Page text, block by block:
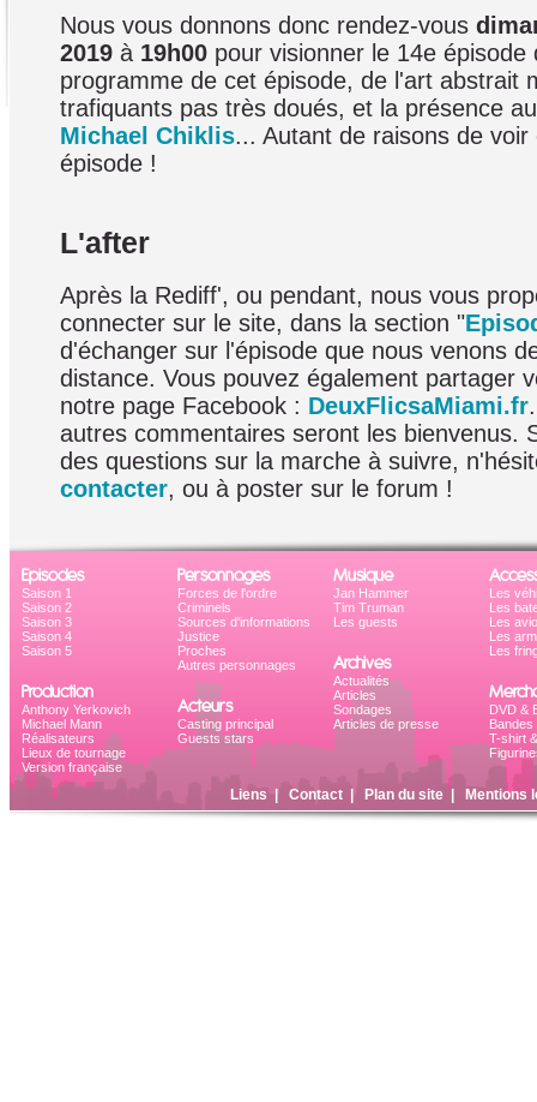
Nous vous donnons donc rendez-vous
2019 à 19h00 pour visionner le 14e épisode
programme de cet épisode, de l'art abstrait
trafiquants pas très doués, et la présence
Michael Chiklis... Autant de raisons de
épisode !
L'after
Après la Rediff', ou pendant, nous vous
connecter sur le site, dans la section "
d'échanger sur l'épisode que nous venons
distance. Vous pouvez également partager
notre page Facebook : DeuxFlicsaMiami.fr
autres commentaires seront les bienvenus.
des questions sur la marche à suivre,
contacter, ou à poster sur le forum !
Episodes
Saison 1
Saison 2
Saison 3
Saison 4
Saison 5
Production
Anthony Yerkovich
Michael Mann
Réalisateurs
Lieux de tournage
Version française
Personnages
Forces de l'ordre
Criminels
Sources d'informations
Justice
Proches
Autres personnages
Acteurs
Casting principal
Guests stars
Musique
Jan Hammer
Tim Truman
Les guests
Archives
Actualités
Articles
Sondages
Articles de presse
Les
Les
Les
Les
Les
DVD &
Bandes
T-shirt
Liens | Contact| Plan du site| Mentions